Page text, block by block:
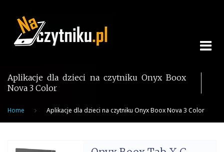
content
Aplikacje dla dzieci na czytniku Onyx Boox
Nova 3 Color
Home Aplikacje dla dzieci na czytniku Onyx Boox Nova 3 Color